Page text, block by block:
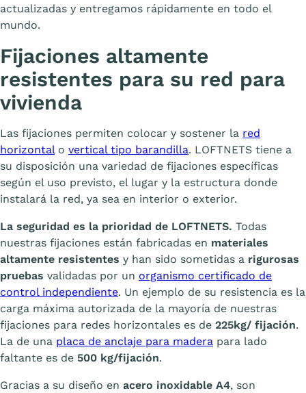
actualizadas y entregamos rápidamente en todo el
mundo.
Fijaciones altamente
resistentes para su red para
vivienda
Las fijaciones permiten colocar y sostener la red
horizontalo vertical tipo barandilla. LOFTNETS tiene a
su disposición una variedad de fijaciones específicas
según el uso previsto, el lugar y la estructura donde
instalará la red, ya sea en interior o exterior.
La seguridad es la prioridad de LOFTNETS. Todas
nuestras fijaciones están fabricadas en materiales
altamente resistentes y han sido sometidas a rigurosas
pruebas validadas por un organismo certificado de
control independiente. Un ejemplo de su resistencia es la
carga máxima autorizada de la mayoría de nuestras
fijaciones para redes horizontales es de 225kg/ fijación.
La de una placa de anclaje para madera para lado
faltante es de 500 kg/fijación.
Gracias a su diseño en acero inoxidable A4, son